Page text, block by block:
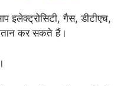
इलेक्ट्रोसिटी, गैस, डीटीएच,
कर सकते हैं।